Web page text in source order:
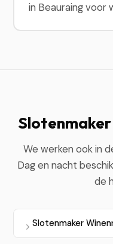
in Beauraing voor
We werken ook in
Dag en nacht
de
Slotenmaker